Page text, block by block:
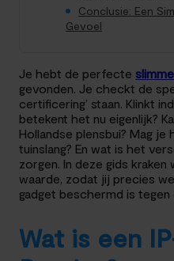
Conclusie: Een
Gevoel
Je hebt de perfecte
gevonden. Je checkt de
certificering’ staan. Klinkt
betekent het nu eigenlijk?
Hollandse plensbui? Mag
tuinslang? En wat is het
zorgen. In deze gids
waarde, zodat jij precies
gadget beschermd is tegen
Wat is een